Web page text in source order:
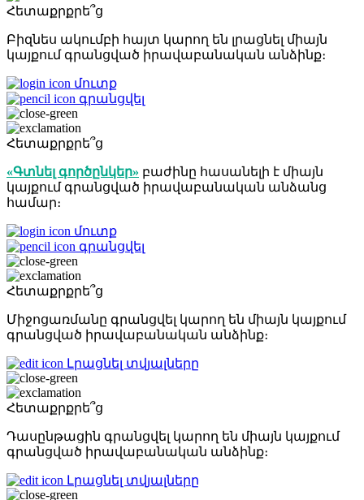
Հետաքրքրե՞ց
Բիզնես ակումբի հայտ կարող են լրացնել միայն
կայքում գրանցված իրավաբանական անձինք։
մուտք
գրանցվել
Հետաքրքրե՞ց
«Գտնել գործընկեր» բաժինը հասանելի է միայն
կայքում գրանցված իրավաբանական անձանց
համար։
մուտք
գրանցվել
Հետաքրքրե՞ց
Միջոցառմանը գրանցվել կարող են միայն կայքում
գրանցված իրավաբանական անձինք։
Լրացնել տվյալները
Հետաքրքրե՞ց
Դասընթացին գրանցվել կարող են միայն կայքում
գրանցված իրավաբանական անձինք։
Լրացնել տվյալները